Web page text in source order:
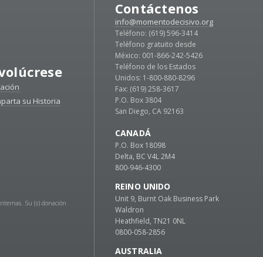
su Historia
Su (s) donación
Contáctenos
info@momentodecisivo.org
Teléfono: (619) 596-3414
Teléfono gratuito desde
México: 001-866-242-5426
Teléfono de los Estados
Unidos: 1-800-880-8296
Fax: (619) 258-3617
P.O. Box 3804
San Diego, CA 92163
CANADÁ
P.O. Box 18098
Delta, BC V4L 2M4
800-946-4300
REINO UNIDO
Unit 9, Burnt Oak Business Park
Waldron
Heathfield, TN21 0NL
0800-058-2856
AUSTRALIA